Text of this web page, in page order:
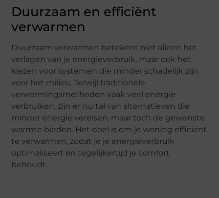
Duurzaam en efficiënt
verwarmen
Duurzaam verwarmen betekent niet alleen het
verlagen van je energieverbruik, maar ook het
kiezen voor systemen die minder schadelijk zijn
voor het milieu. Terwijl traditionele
verwarmingsmethoden vaak veel energie
verbruiken, zijn er nu tal van alternatieven die
minder energie vereisen, maar toch de gewenste
warmte bieden. Het doel is om je woning efficiënt
te verwarmen, zodat je je energieverbruik
optimaliseert en tegelijkertijd je comfort
behoudt.